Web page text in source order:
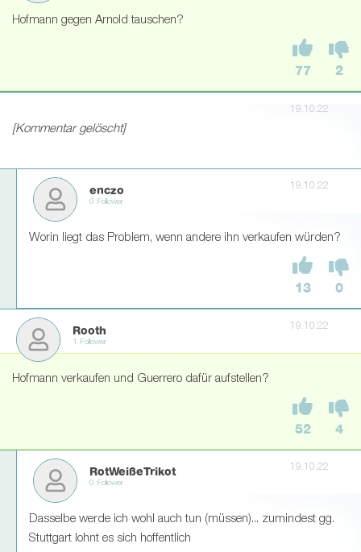
Hofmann gegen Arnold tauschen?
77 2
19.10.22
[Kommentar gelöscht]
enczo
0 Follower
19.10.22
Worin liegt das Problem, wenn andere ihn verkaufen würden?
13 0
Rooth
1 Follower
19.10.22
Hofmann verkaufen und Guerrero dafür aufstellen?
52 4
RotWeißeTrikot
0 Follower
19.10.22
Dasselbe werde ich wohl auch tun (müssen)... zumindest gg.
Stuttgart lohnt es sich hoffentlich